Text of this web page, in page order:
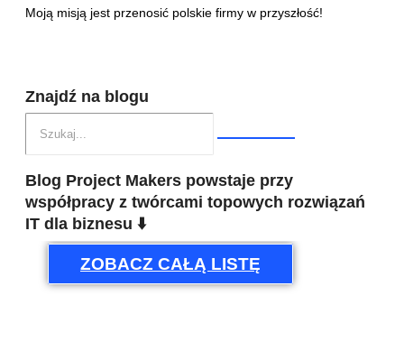
Moją misją jest przenosić polskie firmy w przyszłość!
Znajdź na blogu
Blog Project Makers powstaje przy
współpracy z twórcami topowych rozwiązań
IT dla biznesu ⬇️
ZOBACZ CAŁĄ LISTĘ